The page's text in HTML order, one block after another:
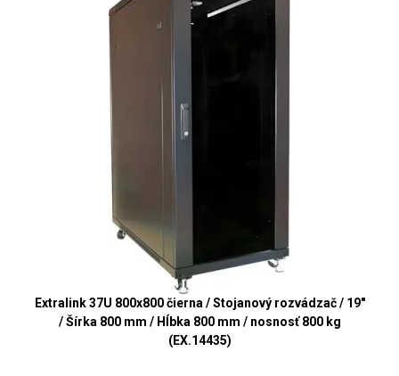
Extralink 37U 800x800 čierna / Stojanový rozvádzač / 19"
/ Šírka 800 mm / Hĺbka 800 mm / nosnosť 800 kg
(EX.14435)